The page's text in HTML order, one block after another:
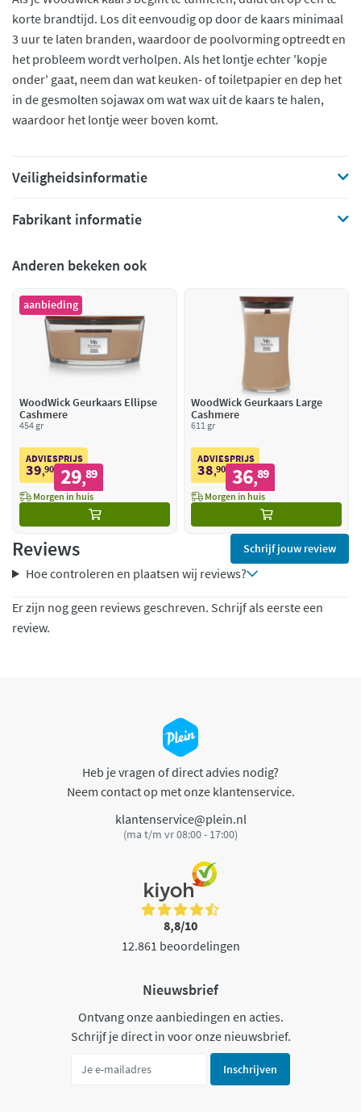
korte brandtijd. Los dit eenvoudig op door de kaars minimaal
3 uur te laten branden, waardoor de poolvorming optreedt en
het probleem wordt verholpen. Als het lontje echter 'kopje
onder' gaat, neem dan wat keuken- of toiletpapier en dep het
in de gesmolten sojawax om wat wax uit de kaars te halen,
waardoor het lontje weer boven komt.
Veiligheidsinformatie
Fabrikant informatie
Anderen bekeken ook
aanbieding
WoodWick Geurkaars Ellipse
Cashmere
454 gr
ADVIESPRIJS
39,90 29,89
Morgen in huis
WoodWick Geurkaars Large
Cashmere
611 gr
ADVIESPRIJS
38,90 36,89
Morgen in huis
Reviews Schrijf jouw review
Hoe controleren en plaatsen wij reviews?
Er zijn nog geen reviews geschreven. Schrijf als eerste een
review.
Heb je vragen of direct advies nodig?
Neem contact op met onze klantenservice.
klantenservice@plein.nl
(ma t/m vr 08:00 - 17:00)
8,8/10
12.861 beoordelingen
Nieuwsbrief
Ontvang onze aanbiedingen en acties.
Schrijf je direct in voor onze nieuwsbrief.
Inschrijven